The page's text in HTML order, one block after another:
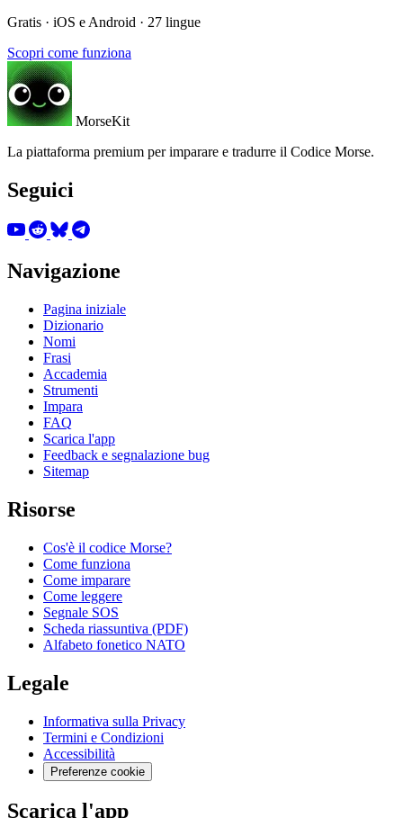
Gratis · iOS e Android · 27 lingue
Scopri come funziona
MorseKit
La piattaforma premium per imparare e tradurre il Codice Morse.
Seguici
Navigazione
Pagina iniziale
Dizionario
Nomi
Frasi
Accademia
Strumenti
Impara
FAQ
Scarica l'app
Feedback e segnalazione bug
Sitemap
Risorse
Cos'è il codice Morse?
Come funziona
Come imparare
Come leggere
Segnale SOS
Scheda riassuntiva (PDF)
Alfabeto fonetico NATO
Legale
Informativa sulla Privacy
Termini e Condizioni
Accessibilità
Preferenze cookie
Scarica l'app